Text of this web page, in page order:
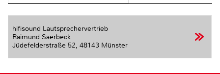
hifisound Lautsprechervertrieb
Raimund Saerbeck
Jüdefelderstraße 52, 48143 Münster